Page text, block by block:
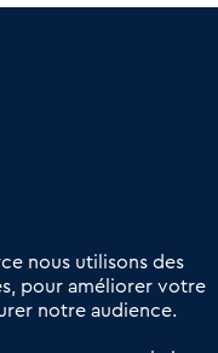
nous utilisons des
pour améliorer votre
notre audience.